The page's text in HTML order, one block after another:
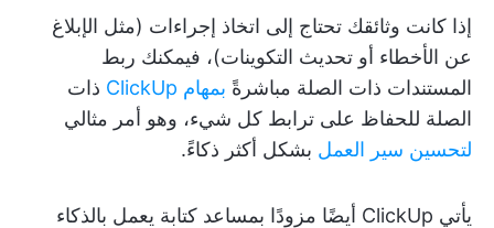
إذا كانت وثائقك تحتاج إلى اتخاذ إجراءات (مثل الإبلاغ
عن الأخطاء أو تحديث التكوينات)، فيمكنك ربط
المستندات ذات الصلة مباشرةً بمهام ClickUp
ذات
الصلة للحفاظ على ترابط كل شيء، وهو أمر مثالي
لتحسين سير العمل بشكل أكثر ذكاءً.
يأتي ClickUp أيضًا مزودًا بمساعد كتابة يعمل بالذكاء